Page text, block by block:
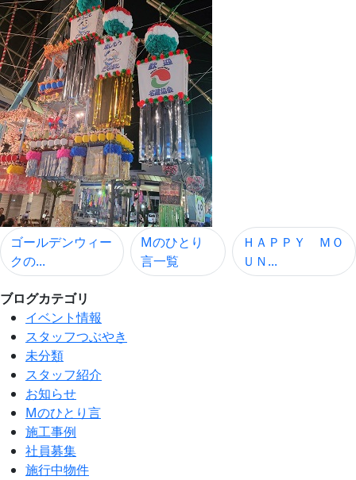
ゴールデンウィー
クの...
Mのひとり
言一覧
ＨＡＰＰＹ ＭＯ
ＵＮ...
ブログカテゴリ
イベント情報
スタッフつぶやき
未分類
スタッフ紹介
お知らせ
Mのひとり言
施工事例
社員募集
施行中物件